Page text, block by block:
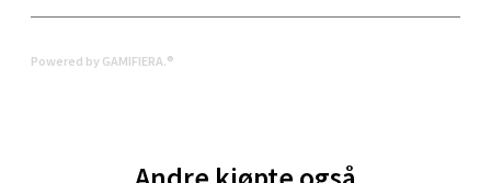
Powered by GAMIFIERA.®
Bergen - Thon Senter Sartor
Sartorvegen 12, 5353 Straume